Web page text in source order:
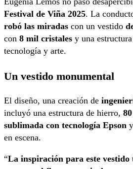
Festival de Viña 2025. La
robó las miradas con un vestido
con 8 mil cristales y una
tecnología y arte.
Un vestido monumental
El diseño, una creación de
incluyó una estructura de hierro,
sublimada con tecnología Epson
en escena.
“La inspiración para este vestido